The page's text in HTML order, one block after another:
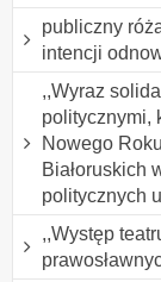
publiczny
intencji
,,Wyraz
politycznymi,
Nowego
Białoruskich
politycznych
,,Występ